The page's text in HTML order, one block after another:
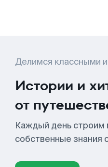
Делимся классными
Истории и
от
Каждый день строим
собственные знания